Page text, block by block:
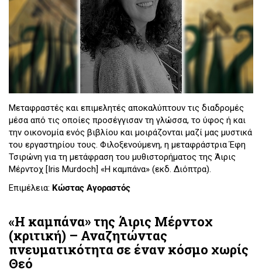
Μεταφραστές και επιμελητές αποκαλύπτουν τις διαδρομές
μέσα από τις οποίες προσέγγισαν τη γλώσσα, το ύφος ή και
την οικονομία ενός βιβλίου και μοιράζονται μαζί μας μυστικά
του εργαστηρίου τους. Φιλοξενούμενη, η μεταφράστρια Έφη
Τσιρώνη για τη μετάφραση του μυθιστορήματος της Άιρις
Μέρντοχ [Iris Murdoch] «Η καμπάνα» (εκδ. Διόπτρα).
Επιμέλεια: Κώστας Αγοραστός
«Η καμπάνα» της Άιρις Μέρντοχ
(κριτική) – Αναζητώντας
πνευματικότητα σε έναν κόσμο χωρίς
Θεό